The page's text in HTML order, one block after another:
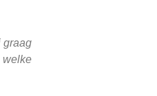
graag
welke